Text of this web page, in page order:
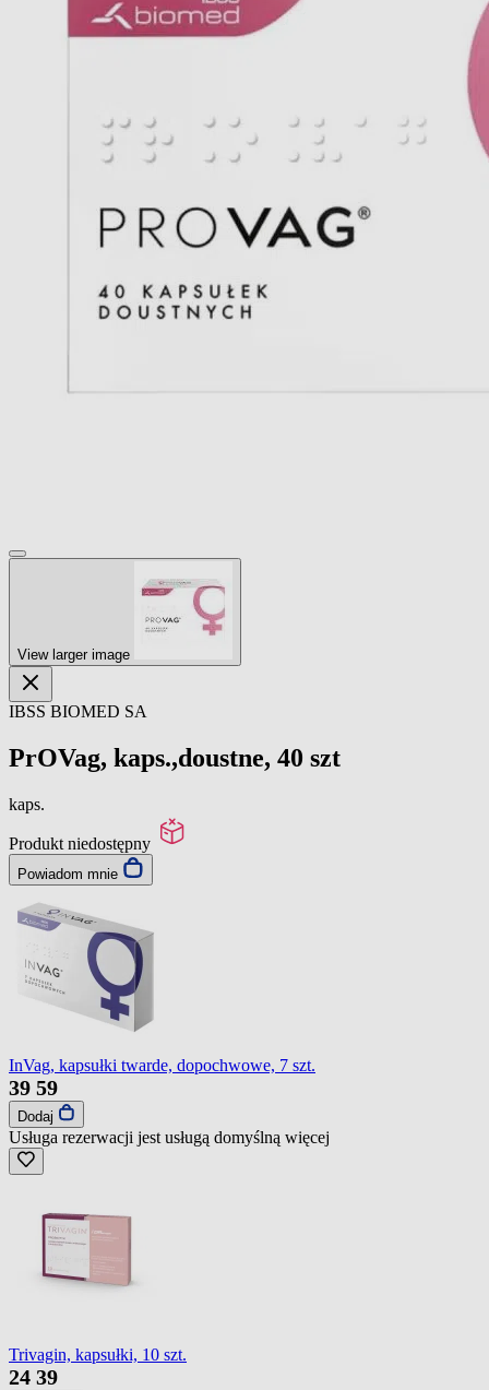
View larger image
IBSS BIOMED SA
PrOVag, kaps.,doustne, 40 szt
kaps.
Produkt niedostępny
Powiadom mnie
InVag, kapsułki twarde, dopochwowe, 7 szt.
39 59
Dodaj
Usługa rezerwacji jest usługą domyślną więcej
Trivagin, kapsułki, 10 szt.
24 39